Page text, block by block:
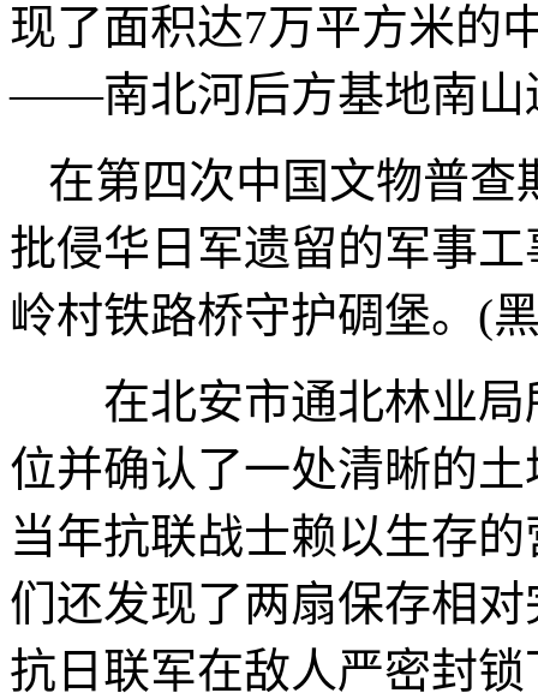
现了面积达7万平方米的
——南北河后方基地南山
在第四次中国文物普查
批侵华日军遗留的军事
岭村铁路桥守护碉堡。(
在北安市通北林业局
位并确认了一处清晰的
当年抗联战士赖以生存
们还发现了两扇保存相
抗日联军在敌人严密封